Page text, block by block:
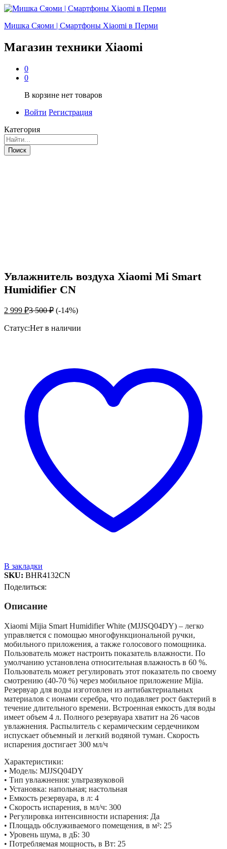
Мишка Сяоми | Смартфоны Xiaomi в Перми
Магазин техники Xiaomi
0
0
В корзине нет товаров
Войти Регистрация
Категория
Поиск
Увлажнитель воздуха Xiaomi Mi Smart
Humidifier CN
2 999 ₽3 500₽ (-14%)
Статус:Нет в наличии
В закладки
SKU: BHR4132CN
Поделиться:
Описание
Xiaomi Mijia Smart Humidifier White (MJJSQ04DY) – легко
управляется с помощью многофункциональной ручки,
мобильного приложения, а также голосового помощника.
Пользователь может настроить показатель влажности. По
умолчанию установлена относительная влажность в 60 %.
Пользователь может регулировать этот показатель по своему
смотрению (40-70 %) через мобильное приложение Mijia.
Резервуар для воды изготовлен из антибактериальных
материалов с ионами серебра, что подавляет рост бактерий в
течение длительного времени. Встроенная емкость для воды
имеет объем 4 л. Полного резервуара хватит на 26 часов
увлажнения. Распылитель с керамическим сердечником
испускает объемный и легкий водяной туман. Скорость
испарения достигает 300 мл/ч
Характеристики:
• Модель: MJJSQ04DY
• Тип увлажнения: ультразвуковой
• Установка: напольная; настольная
• Емкость резервуара, в л: 4
• Скорость испарения, в мл/ч: 300
• Регулировка интенсивности испарения: Да
• Площадь обслуживаемого помещения, в м²: 25
• Уровень шума, в дБ: 30
• Потребляемая мощность, в Вт: 25